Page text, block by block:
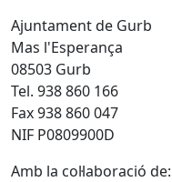
Ajuntament de Gurb
Mas l'Esperança
08503 Gurb
Tel. 938 860 166
Fax 938 860 047
NIF P0809900D
Amb la col·laboració de: